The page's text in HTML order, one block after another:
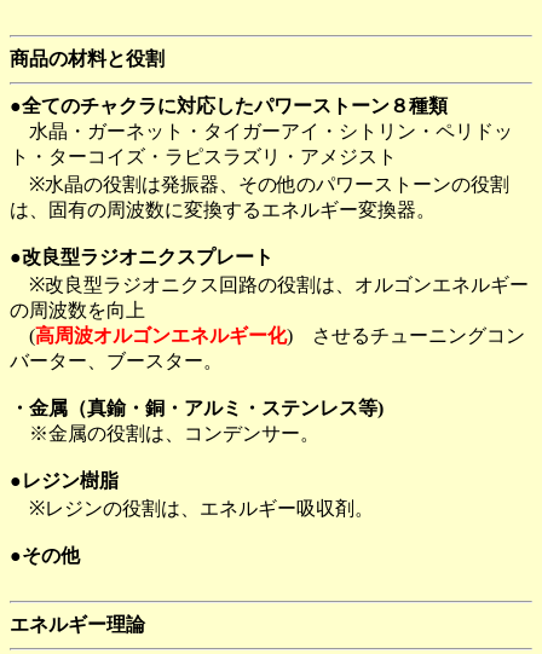
商品の材料と役割
●全てのチャクラに対応したパワーストーン８種類
水晶・ガーネット・タイガーアイ・シトリン・ペリドッ
ト・ターコイズ・ラピスラズリ・アメジスト
※水晶の役割は発振器、その他のパワーストーンの役割
は、固有の周波数に変換するエネルギー変換器。
●改良型ラジオニクスプレート
※改良型ラジオニクス回路の役割は、オルゴンエネルギー
の周波数を向上
(高周波オルゴンエネルギー化) させるチューニングコン
バーター、ブースター。
・金属（真鍮・銅・アルミ・ステンレス等)
※金属の役割は、コンデンサー。
●レジン樹脂
※レジンの役割は、エネルギー吸収剤。
●その他
エネルギー理論